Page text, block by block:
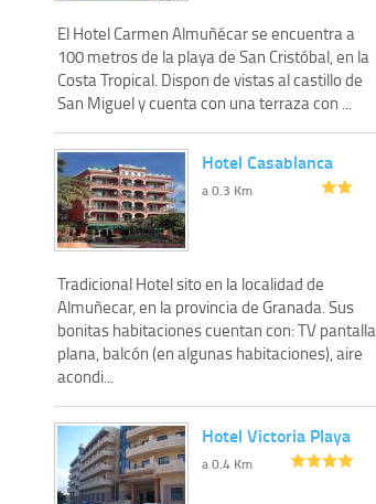
El Hotel Carmen Almuñécar se encuentra a
100 metros de la playa de San Cristóbal, en la
Costa Tropical. Dispon de vistas al castillo de
San Miguel y cuenta con una terraza con ...
Hotel Casablanca
a 0.3 Km
Tradicional Hotel sito en la localidad de
Almuñecar, en la provincia de Granada. Sus
bonitas habitaciones cuentan con: TV pantalla
plana, balcón (en algunas habitaciones), aire
acondi...
Hotel Victoria Playa
a 0.4 Km